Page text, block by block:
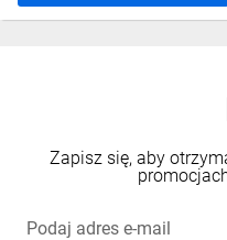
Zapisz się, aby
Podaj adres e-mail